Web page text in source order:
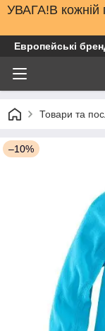
УВАГА!В кожній
Европейські
Товари та
–10%